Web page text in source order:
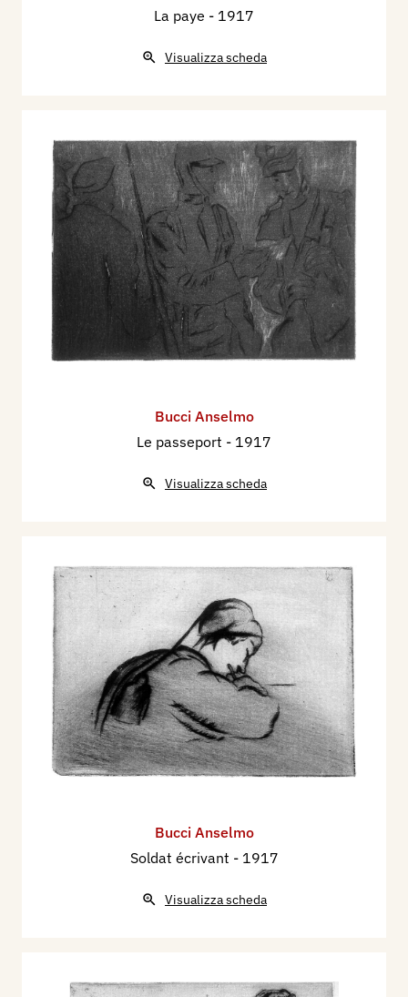
La paye - 1917
Visualizza scheda
Bucci Anselmo
Le passeport - 1917
Visualizza scheda
Bucci Anselmo
Soldat écrivant - 1917
Visualizza scheda